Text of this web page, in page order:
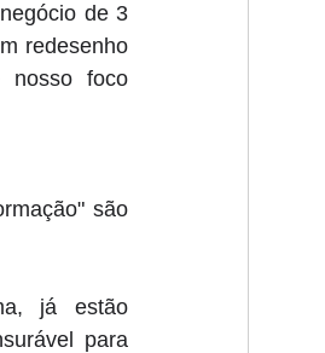
de 3
redesenho
nosso foco
são
já estão
para